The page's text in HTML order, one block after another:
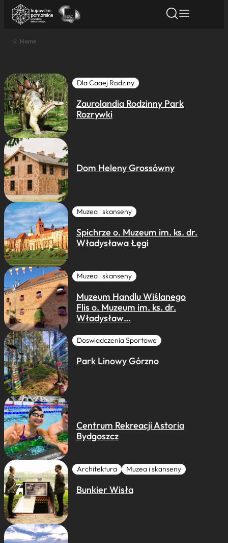
Nazwa atrakcji
Miasto
Kategoria
Home
Dla Caaej Rodziny
Zaurolandia Rodzinny Park
Rozrywki
Dom Heleny Grossówny
Muzea i skanseny
Spichrze o. Muzeum im. ks. dr.
Władysława Łęgi
Muzea i skanseny
Muzeum Handlu Wiślanego
Flis o. Muzeum im. ks. dr.
Władysław…
Doswiadczenia Sportowe
Park Linowy Górzno
Centrum Rekreacji Astoria
Bydgoszcz
Architektura Muzea i skanseny
Bunkier Wisła